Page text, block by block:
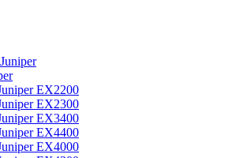
EX2200
EX2300
EX3400
EX4400
EX4000